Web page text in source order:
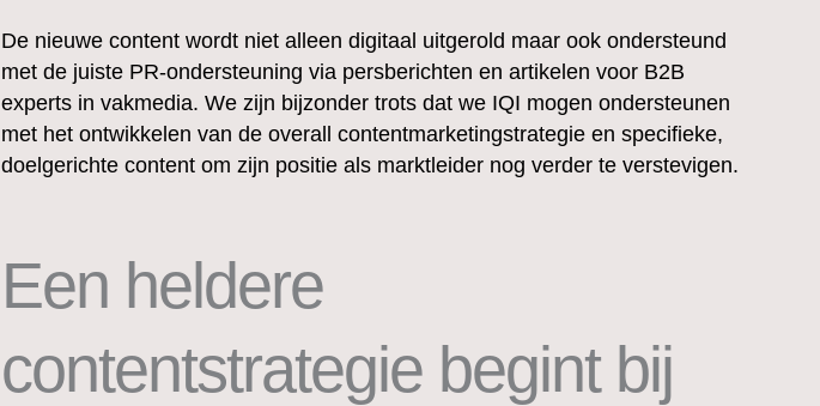
De nieuwe content wordt niet alleen digitaal uitgerold maar ook ondersteund
met de juiste PR-ondersteuning via persberichten en artikelen voor B2B
experts in vakmedia. We zijn bijzonder trots dat we IQI mogen ondersteunen
met het ontwikkelen van de overall contentmarketingstrategie en specifieke,
doelgerichte content om zijn positie als marktleider nog verder te verstevigen.
Een heldere
contentstrategie begint bij